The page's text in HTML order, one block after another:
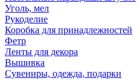
Уголь, мел
Рукоделие
Коробка для принадлежностей
Фетр
Ленты для декора
Вышивка
Сувениры, одежда, подарки